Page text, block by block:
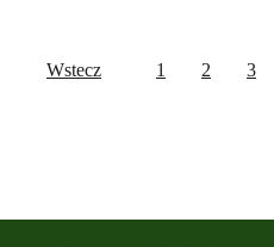
Wstecz 1 2 3